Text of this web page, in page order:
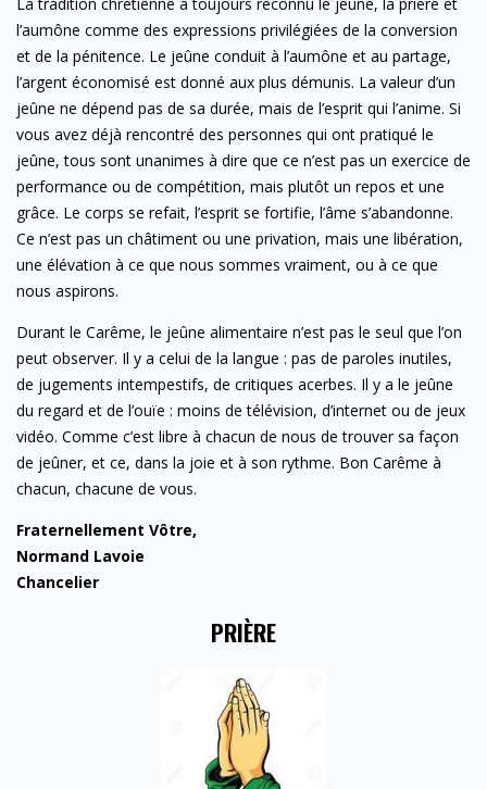
l’aumône comme des expressions privilégiées de la conversion
et de la pénitence. Le jeûne conduit à l’aumône et au partage,
l’argent économisé est donné aux plus démunis. La valeur d’un
jeûne ne dépend pas de sa durée, mais de l’esprit qui l’anime. Si
vous avez déjà rencontré des personnes qui ont pratiqué le
jeûne, tous sont unanimes à dire que ce n’est pas un exercice de
performance ou de compétition, mais plutôt un repos et une
grâce. Le corps se refait, l’esprit se fortifie, l’âme s’abandonne.
Ce n’est pas un châtiment ou une privation, mais une libération,
une élévation à ce que nous sommes vraiment, ou à ce que
nous aspirons.
Durant le Carême, le jeûne alimentaire n’est pas le seul que l’on
peut observer. Il y a celui de la langue : pas de paroles inutiles,
de jugements intempestifs, de critiques acerbes. Il y a le jeûne
du regard et de l’ouïe : moins de télévision, d’internet ou de jeux
vidéo. Comme c’est libre à chacun de nous de trouver sa façon
de jeûner, et ce, dans la joie et à son rythme. Bon Carême à
chacun, chacune de vous.
Fraternellement Vôtre,
Normand Lavoie
Chancelier
PRIÈRE